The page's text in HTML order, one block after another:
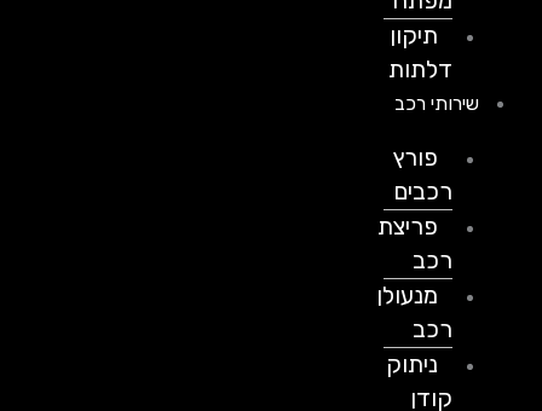
תיקון
דלתות
שירותי רכב
פורץ
רכבים
פריצת
מנעולן
ניתוק